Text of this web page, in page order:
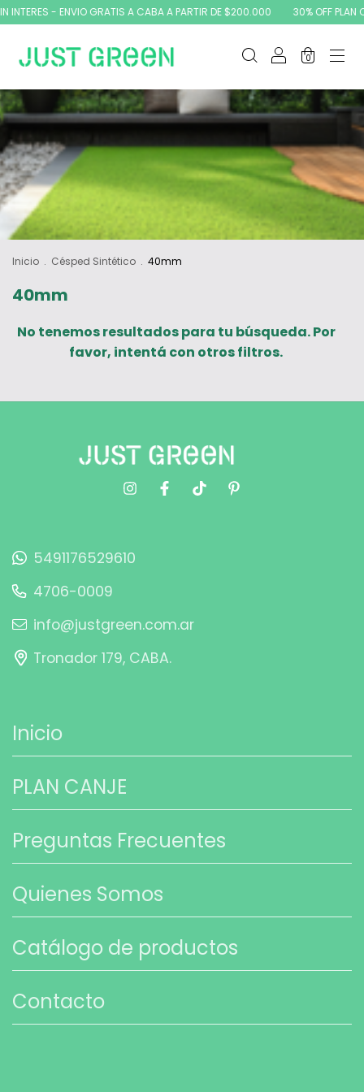
- ENVIO GRATIS A CABA A PARTIR DE $200.000 30% OFF PLAN
0
Inicio . Césped Sintético . 40mm
40mm
No tenemos resultados para tu búsqueda. Por
favor, intentá con otros filtros.
5491176529610
4706-0009
info@justgreen.com.ar
Tronador 179, CABA.
Inicio
PLAN CANJE
Preguntas Frecuentes
Quienes Somos
Catálogo de productos
Contacto